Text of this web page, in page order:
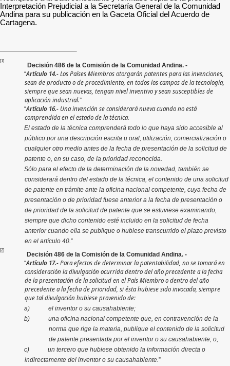
Interpretación Prejudicial a la Secretaría General de la Comunidad
Andina para su publicación en la Gaceta Oficial del Acuerdo de
Cartagena.
[1]
Decisión 486 de la Comisión de la Comunidad Andina. -
“Artículo 14.-Los Países Miembros otorgarán patentes para las invenciones,
sean de producto o de procedimiento, en todos los campos de la tecnología,
siempre que sean nuevas, tengan nivel inventivo y sean susceptibles de
aplicación industrial.”
“Artículo 16.- Una invención se considerará nueva cuando no está
comprendida en el estado de la técnica.
El estado de la técnica comprenderá todo lo que haya sido accesible al
público por una descripción escrita u oral, utilización, comercialización o
cualquier otro medio antes de la fecha de presentación de la solicitud de
patente o, en su caso, de la prioridad reconocida.
Sólo para el efecto de la determinación de la novedad, también se
considerará dentro del estado de la técnica, el contenido de una solicitud
de patente en trámite ante la oficina nacional competente, cuya fecha de
presentación o de prioridad fuese anterior a la fecha de presentación o
de prioridad de la solicitud de patente que se estuviese examinando,
siempre que dicho contenido esté incluido en la solicitud de fecha
anterior cuando ella se publique o hubiese transcurrido el plazo previsto
en el artículo 40. ”
[2]
Decisión 486 de la Comisión de la Comunidad Andina. -
“Artículo 17.-Para efectos de determinar la patentabilidad, no se tomará en
consideración la divulgación ocurrida dentro del año precedente a la fecha
de la presentación de la solicitud en el País Miembro o dentro del año
precedente a la fecha de prioridad, si ésta hubiese sido invocada, siempre
que tal divulgación hubiese provenido de:
a) el inventor o su causahabiente;
b) una oficina nacional competente que, en contravención de la
norma que rige la materia, publique el contenido de la solicitud
de patente presentada por el inventor o su causahabiente; o,
c) un tercero que hubiese obtenido la información directa o
indirectamente del inventor o su causahabiente. ”